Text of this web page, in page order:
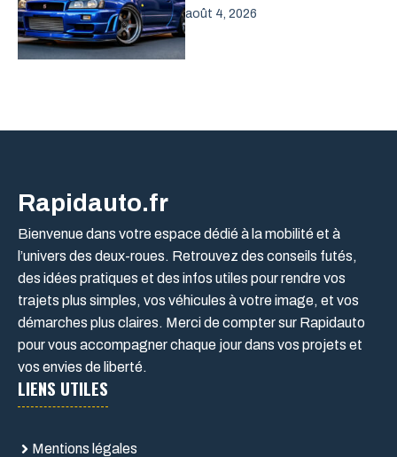
août 4, 2026
Rapidauto.fr
Bienvenue dans votre espace dédié à la mobilité et à
l’univers des deux-roues. Retrouvez des conseils futés,
des idées pratiques et des infos utiles pour rendre vos
trajets plus simples, vos véhicules à votre image, et vos
démarches plus claires. Merci de compter sur Rapidauto
pour vous accompagner chaque jour dans vos projets et
vos envies de liberté.
LIENS UTILES
Mentions légales